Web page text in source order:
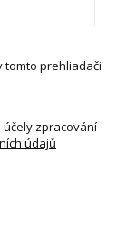
tomto prehliadači
zpracování
údajů